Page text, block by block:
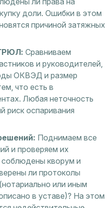
доли. Ошибки в этом
причиной затяжных
Сравниваем
и руководителей,
ОКВЭД и размер
что есть в
Любая неточность
риск оспаривания
Поднимаем все
и проверяем их
соблюдены кворум и
ли протоколы
или иным
в уставе)? На этом